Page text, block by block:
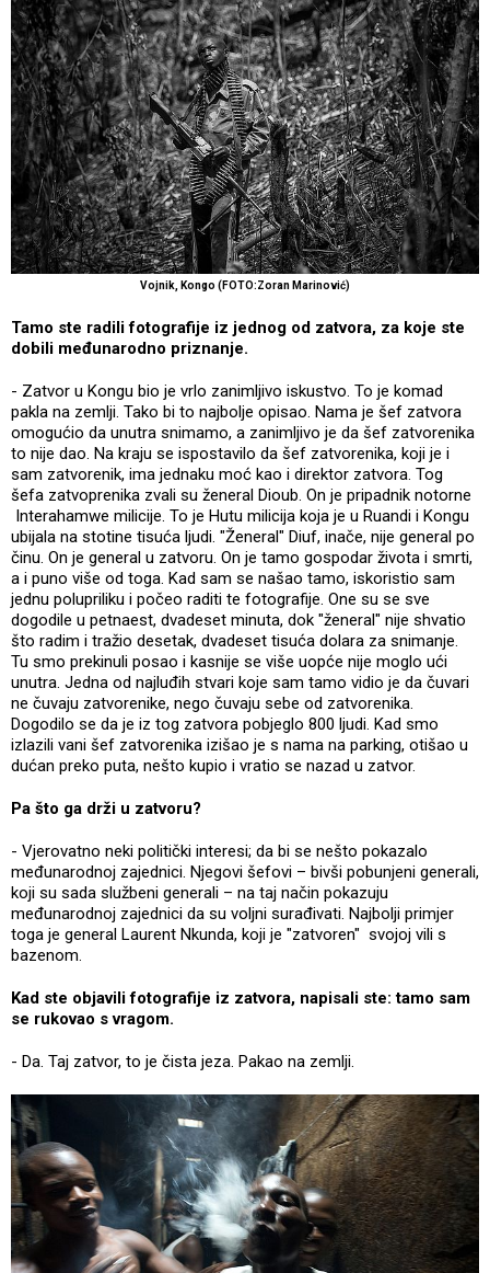
Vojnik, Kongo (FOTO:Zoran Marinović)
Tamo ste radili fotografije iz jednog od zatvora, za koje ste
dobili međunarodno priznanje.
- Zatvor u Kongu bio je vrlo zanimljivo iskustvo. To je komad
pakla na zemlji. Tako bi to najbolje opisao. Nama je šef zatvora
omogućio da unutra snimamo, a zanimljivo je da šef zatvorenika
to nije dao. Na kraju se ispostavilo da šef zatvorenika, koji je i
sam zatvorenik, ima jednaku moć kao i direktor zatvora. Tog
šefa zatvoprenika zvali su ženeral Dioub. On je pripadnik notorne
Interahamwe milicije. To je Hutu milicija koja je u Ruandi i Kongu
ubijala na stotine tisuća ljudi. "Ženeral" Diuf, inače, nije general po
činu. On je general u zatvoru. On je tamo gospodar života i smrti,
a i puno više od toga. Kad sam se našao tamo, iskoristio sam
jednu polupriliku i počeo raditi te fotografije. One su se sve
dogodile u petnaest, dvadeset minuta, dok "ženeral" nije shvatio
što radim i tražio desetak, dvadeset tisuća dolara za snimanje.
Tu smo prekinuli posao i kasnije se više uopće nije moglo ući
unutra. Jedna od najluđih stvari koje sam tamo vidio je da čuvari
ne čuvaju zatvorenike, nego čuvaju sebe od zatvorenika.
Dogodilo se da je iz tog zatvora pobjeglo 800 ljudi. Kad smo
izlazili vani šef zatvorenika izišao je s nama na parking, otišao u
dućan preko puta, nešto kupio i vratio se nazad u zatvor.
Pa što ga drži u zatvoru?
- Vjerovatno neki politički interesi; da bi se nešto pokazalo
međunarodnoj zajednici. Njegovi šefovi – bivši pobunjeni generali,
koji su sada službeni generali – na taj način pokazuju
međunarodnoj zajednici da su voljni surađivati. Najbolji primjer
toga je general Laurent Nkunda, koji je "zatvoren" svojoj vili s
bazenom.
Kad ste objavili fotografije iz zatvora, napisali ste: tamo sam
se rukovao s vragom.
- Da. Taj zatvor, to je čista jeza. Pakao na zemlji.